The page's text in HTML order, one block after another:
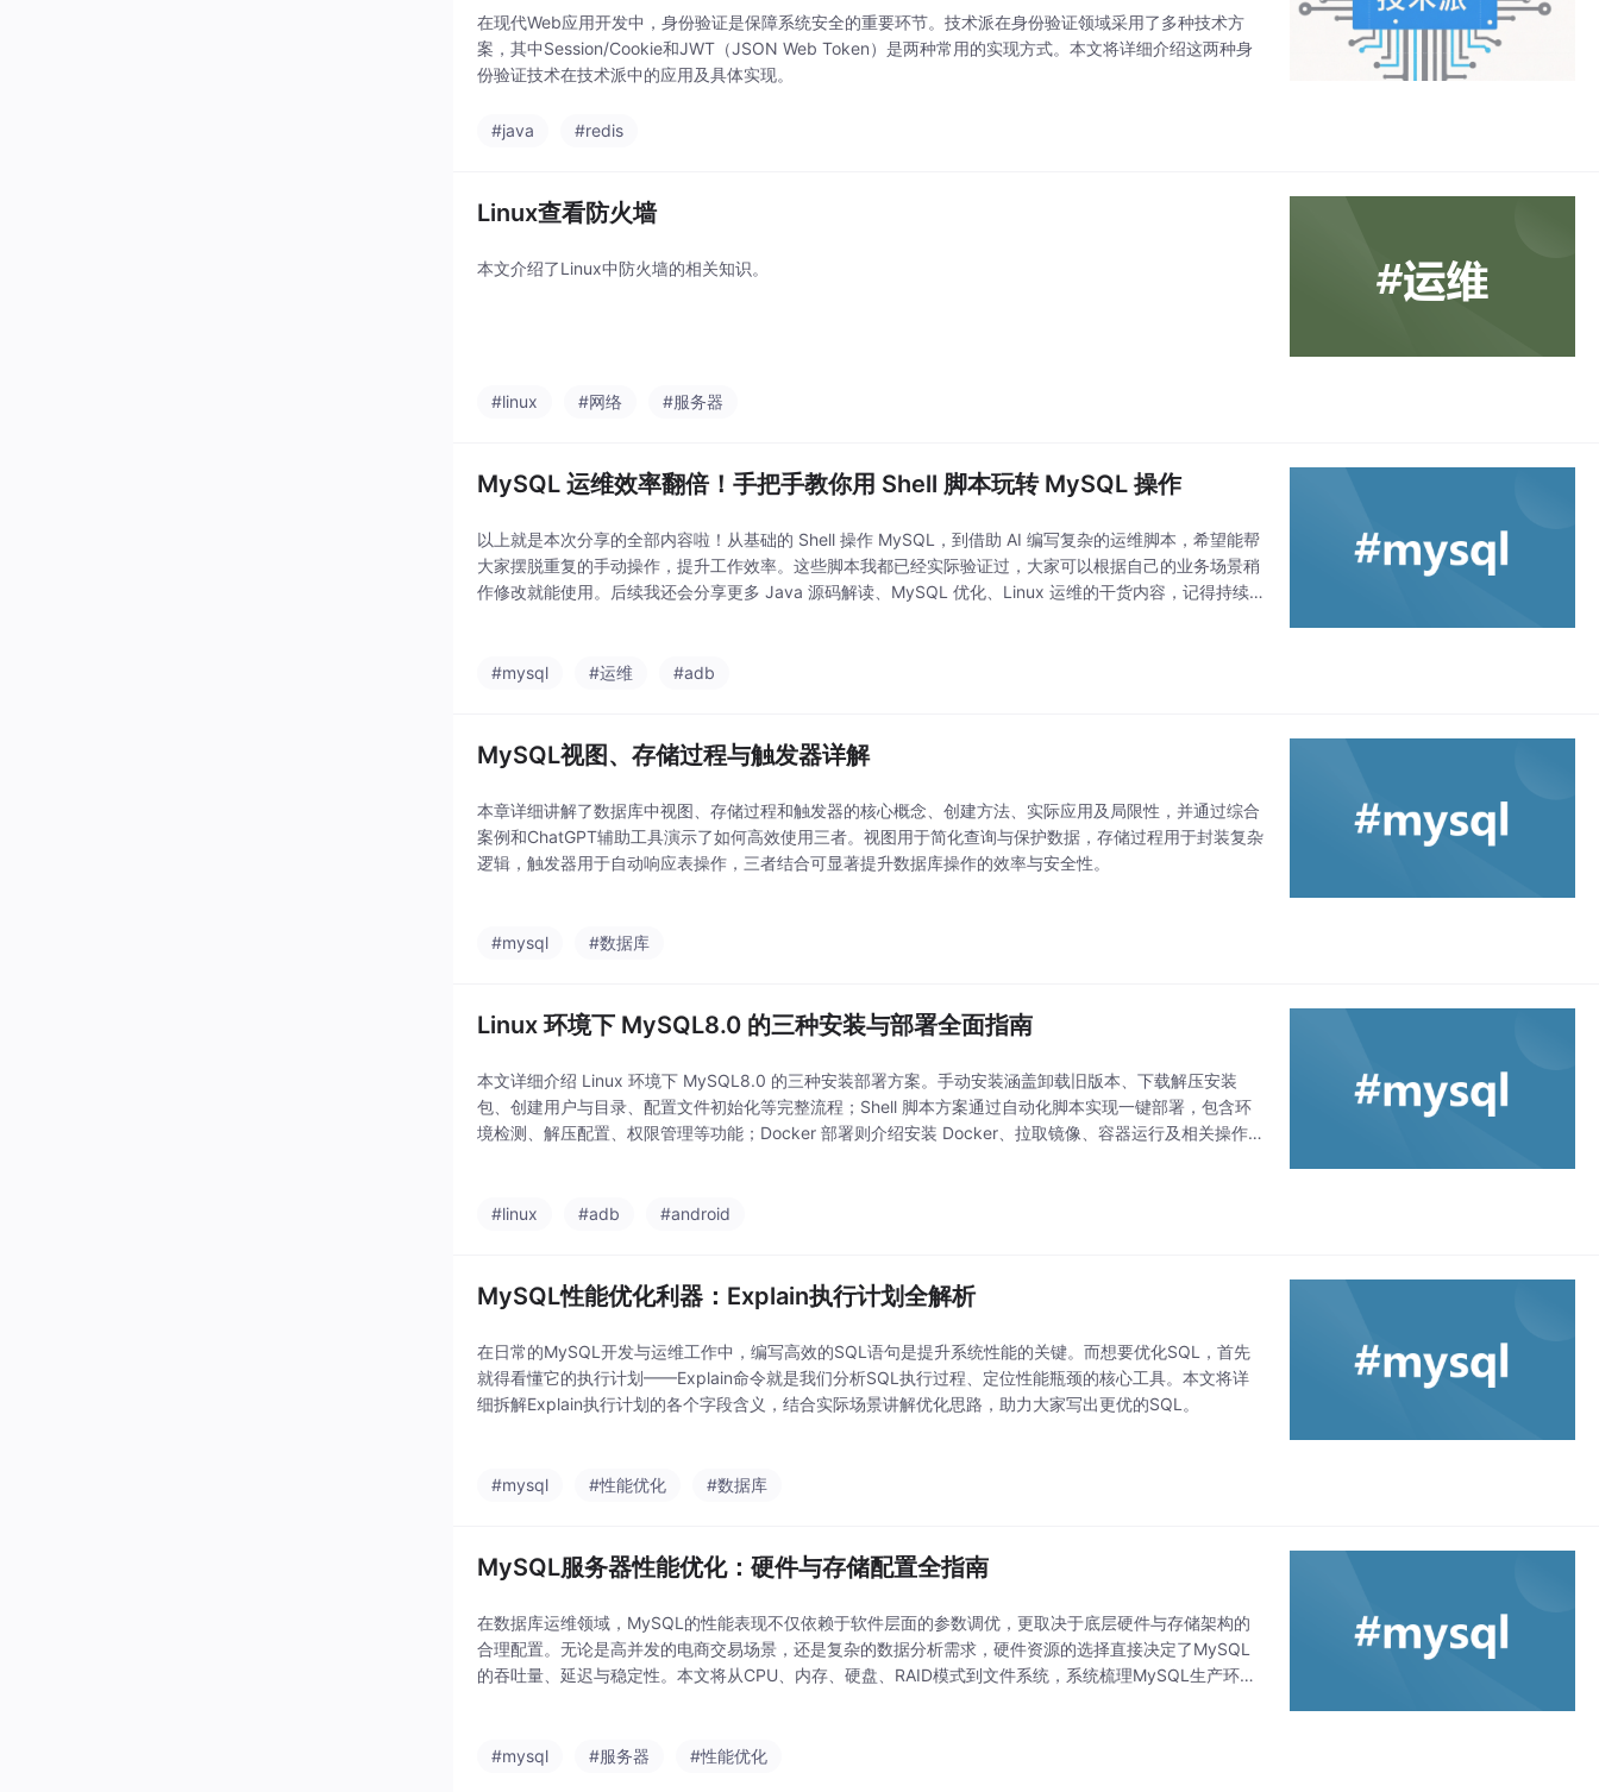
在现代Web应用开发中，身份验证是保障系统安全的重要环节。技术派在身份验证领域采用了多种技术方
案，其中Session/Cookie和JWT（JSON Web Token）是两种常用的实现方式。本文将详细介绍这两种身
份验证技术在技术派中的应用及具体实现。
#java #redis
Linux查看防火墙
本文介绍了Linux中防火墙的相关知识。
#linux #网络 #服务器
MySQL 运维效率翻倍！手把手教你用 Shell 脚本玩转 MySQL 操作
以上就是本次分享的全部内容啦！从基础的 Shell 操作 MySQL，到借助 AI 编写复杂的运维脚本，希望能帮
大家摆脱重复的手动操作，提升工作效率。这些脚本我都已经实际验证过，大家可以根据自己的业务场景稍
作修改就能使用。后续我还会分享更多 Java 源码解读、MySQL 优化、Linux 运维的干货内容，记得持续
#mysql #运维 #adb
MySQL视图、存储过程与触发器详解
本章详细讲解了数据库中视图、存储过程和触发器的核心概念、创建方法、实际应用及局限性，并通过综合
案例和ChatGPT辅助工具演示了如何高效使用三者。视图用于简化查询与保护数据，存储过程用于封装复杂
逻辑，触发器用于自动响应表操作，三者结合可显著提升数据库操作的效率与安全性。
#mysql #数据库
Linux 环境下 MySQL8.0 的三种安装与部署全面指南
本文详细介绍 Linux 环境下 MySQL8.0 的三种安装部署方案。手动安装涵盖卸载旧版本、下载解压安装
包、创建用户与目录、配置文件初始化等完整流程；Shell 脚本方案通过自动化脚本实现一键部署，包含环
境检测、解压配置、权限管理等功能；Docker 部署则介绍安装 Docker、拉取镜像、容器运行及相关操作命
#linux #adb #android
MySQL性能优化利器：Explain执行计划全解析
在日常的MySQL开发与运维工作中，编写高效的SQL语句是提升系统性能的关键。而想要优化SQL，首先
就得看懂它的执行计划——Explain命令就是我们分析SQL执行过程、定位性能瓶颈的核心工具。本文将详
细拆解Explain执行计划的各个字段含义，结合实际场景讲解优化思路，助力大家写出更优的SQL。
#mysql #性能优化 #数据库
MySQL服务器性能优化：硬件与存储配置全指南
在数据库运维领域，MySQL的性能表现不仅依赖于软件层面的参数调优，更取决于底层硬件与存储架构的
合理配置。无论是高并发的电商交易场景，还是复杂的数据分析需求，硬件资源的选择直接决定了MySQL
的吞吐量、延迟与稳定性。本文将从CPU、内存、硬盘、RAID模式到文件系统，系统梳理MySQL生产环境
#mysql #服务器 #性能优化